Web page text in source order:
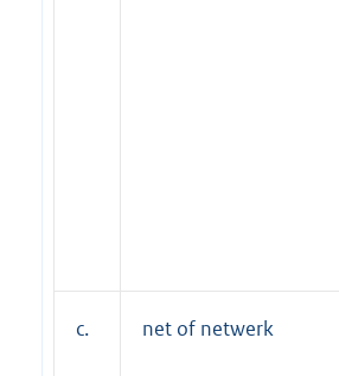
c. net of netwerk